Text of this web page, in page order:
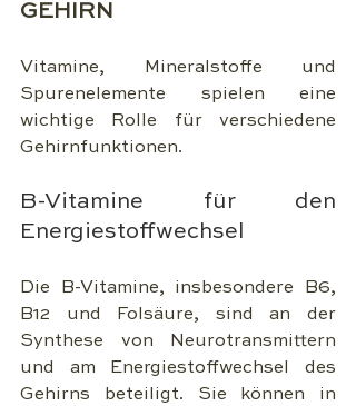
GEHIRN
Vitamine, Mineralstoffe und
Spurenelemente spielen eine
wichtige Rolle für verschiedene
Gehirnfunktionen.
B-Vitamine für den
Energiestoffwechsel
Die B-Vitamine, insbesondere B6,
B12 und Folsäure, sind an der
Synthese von Neurotransmittern
und am Energiestoffwechsel des
Gehirns beteiligt. Sie können in